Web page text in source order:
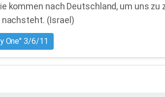
kommen nach Deutschland, um uns
nachsteht. (Israel)
One" 3/6/11